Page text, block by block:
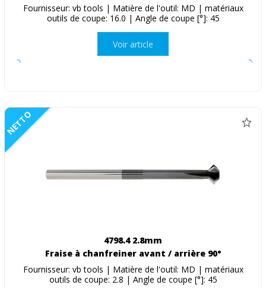
Fournisseur: vb tools | Matière de l'outil: MD | matériaux
outils de coupe: 16.0 | Angle de coupe [°]: 45
Voir article
NETTO
4798.4 2.8mm
Fraise à chanfreiner avant / arrière 90°
Fournisseur: vb tools | Matière de l'outil: MD | matériaux
outils de coupe: 2.8 | Angle de coupe [°]: 45